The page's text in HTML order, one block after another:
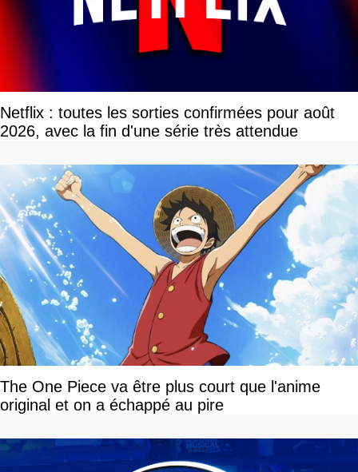
Netflix : toutes les sorties confirmées pour août
2026, avec la fin d'une série très attendue
The One Piece va être plus court que l'anime
original et on a échappé au pire